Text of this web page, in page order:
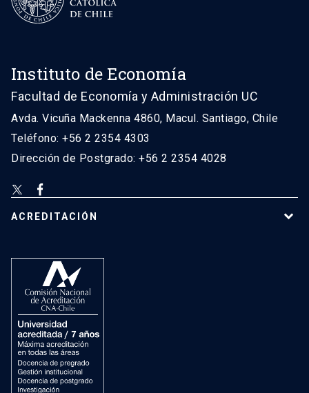
Instituto de Economía
Facultad de Economía y Administración UC
Avda. Vicuña Mackenna 4860, Macul. Santiago, Chile
Teléfono: +56 2 2354 4303
Dirección de Postgrado: +56 2 2354 4028
ACREDITACIÓN